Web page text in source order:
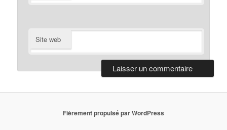
Site web
Fièrement propulsé par WordPress